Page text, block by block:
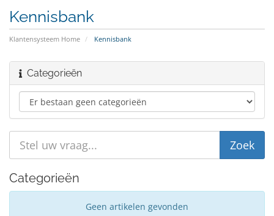
Kennisbank
Klantensysteem Home Kennisbank
Categorieën
Categorieën
Geen artikelen gevonden